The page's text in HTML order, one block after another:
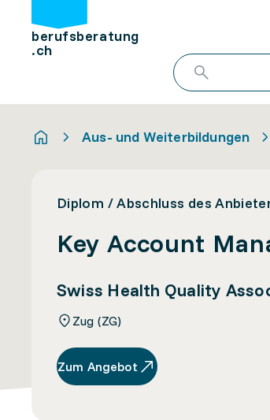
berufsberatung
.ch
Aus- und Weiterbildungen
Diplom / Abschluss des
Key Account
Swiss Health Quality
Zug (ZG)
Zum Angebot